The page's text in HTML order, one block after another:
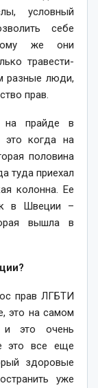
условный
себе
же они
травести-
разные люди,
прав.
на прайде в
это когда на
половина
туда приехал
колонна. Ее
в Швеции –
вышла в
прав ЛГБТИ
это на самом
и это очень
это все еще
здоровые
уже